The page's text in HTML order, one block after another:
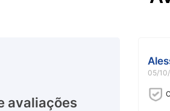
avaliações
05/